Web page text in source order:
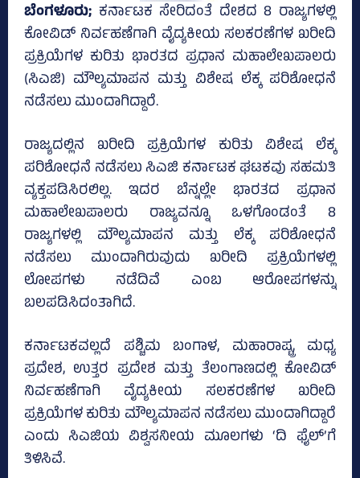
ಬೆಂಗಳೂರು; ಕರ್ನಾಟಕ ಸೇರಿದಂತೆ ದೇಶದ 8 ರಾಜ್ಯಗಳಲ್ಲಿ
ಕೋವಿಡ್‌ ನಿರ್ವಹಣೆಗಾಗಿ ವೈದ್ಯಕೀಯ ಸಲಕರಣೆಗಳ ಖರೀದಿ
ಪ್ರಕ್ರಿಯೆಗಳ ಕುರಿತು ಭಾರತದ ಪ್ರಧಾನ ಮಹಾಲೇಖಪಾಲರು
(ಸಿಎಜಿ) ಮೌಲ್ಯಮಾಪನ ಮತ್ತು ವಿಶೇಷ ಲೆಕ್ಕ ಪರಿಶೋಧನೆ
ನಡೆಸಲು ಮುಂದಾಗಿದ್ದಾರೆ.
ರಾಜ್ಯದಲ್ಲಿನ ಖರೀದಿ ಪ್ರಕ್ರಿಯೆಗಳ ಕುರಿತು ವಿಶೇಷ ಲೆಕ್ಕ
ಪರಿಶೋಧನೆ ನಡೆಸಲು ಸಿಎಜಿ ಕರ್ನಾಟಕ ಘಟಕವು ಸಹಮತಿ
ವ್ಯಕ್ತಪಡಿಸಿರಲಿಲ್ಲ. ಇದರ ಬೆನ್ನಲ್ಲೇ ಭಾರತದ ಪ್ರಧಾನ
ಮಹಾಲೇಖಪಾಲರು ರಾಜ್ಯವನ್ನೂ ಒಳಗೊಂಡಂತೆ 8
ರಾಜ್ಯಗಳಲ್ಲಿ ಮೌಲ್ಯಮಾಪನ ಮತ್ತು ಲೆಕ್ಕ ಪರಿಶೋಧನೆ
ನಡೆಸಲು ಮುಂದಾಗಿರುವುದು ಖರೀದಿ ಪ್ರಕ್ರಿಯೆಗಳಲ್ಲಿ
ಲೋಪಗಳು ನಡೆದಿವೆ ಎಂಬ ಆರೋಪಗಳನ್ನು
ಬಲಪಡಿಸಿದಂತಾಗಿದೆ.
ಕರ್ನಾಟಕವಲ್ಲದೆ ಪಶ್ಚಿಮ ಬಂಗಾಳ, ಮಹಾರಾಷ್ಟ್ರ, ಮಧ್ಯ
ಪ್ರದೇಶ, ಉತ್ತರ ಪ್ರದೇಶ ಮತ್ತು ತೆಲಂಗಾಣದಲ್ಲಿ ಕೋವಿಡ್‌
ನಿರ್ವಹಣೆಗಾಗಿ ವೈದ್ಯಕೀಯ ಸಲಕರಣೆಗಳ ಖರೀದಿ
ಪ್ರಕ್ರಿಯೆಗಳ ಕುರಿತು ಮೌಲ್ಯಮಾಪನ ನಡೆಸಲು ಮುಂದಾಗಿದ್ದಾರೆ
ಎಂದು ಸಿಎಜಿಯ ವಿಶ್ವಸನೀಯ ಮೂಲಗಳು ‘ದಿ ಫೈಲ್‌’ಗೆ
ತಿಳಿಸಿವೆ.